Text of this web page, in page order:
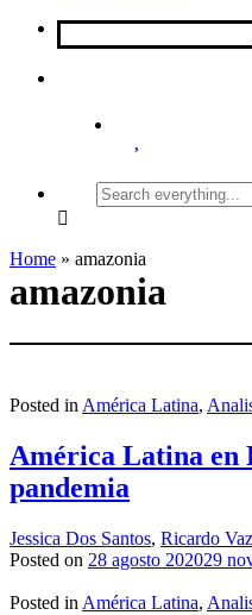
Search
everything...
Home » amazonia
amazonia
Posted in América Latina,
América Latina en
pandemia
Jessica Dos Santos, Ricardo Vaz
Posted on 28 agosto 202029
Posted in América Latina,